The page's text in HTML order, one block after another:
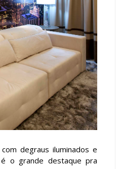
degraus iluminados e
o grande destaque pra